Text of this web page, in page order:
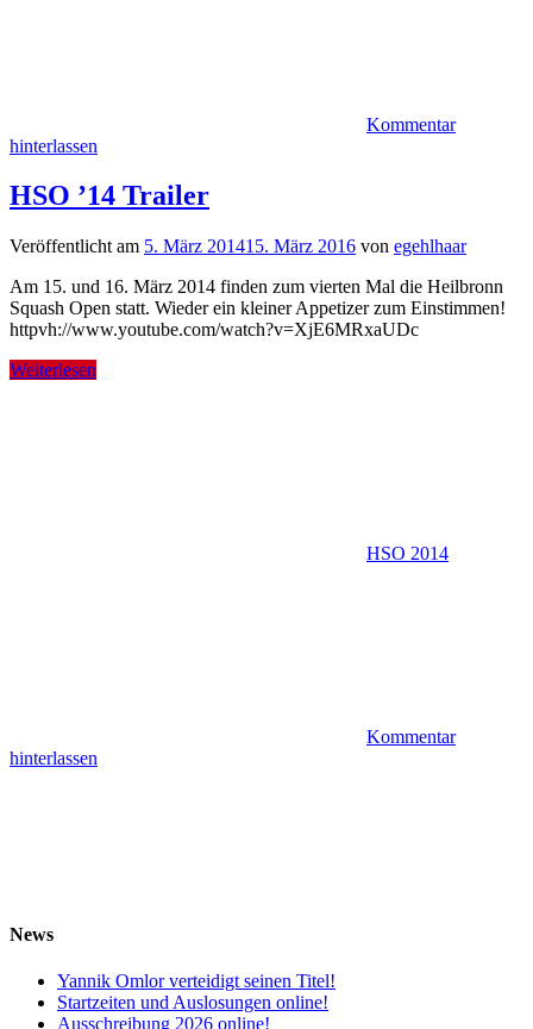
Kommentar
hinterlassen
HSO ’14 Trailer
Veröffentlicht am 5. März 201415. März 2016 von egehlhaar
Am 15. und 16. März 2014 finden zum vierten Mal die Heilbronn
Squash Open statt. Wieder ein kleiner Appetizer zum Einstimmen!
httpvh://www.youtube.com/watch?v=XjE6MRxaUDc
Weiterlesen
HSO 2014
Kommentar
hinterlassen
News
Yannik Omlor verteidigt seinen Titel!
Startzeiten und Auslosungen online!
Ausschreibung 2026 online!